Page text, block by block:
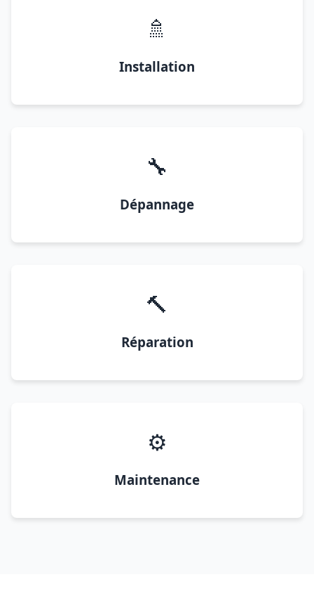
🚿
Installation
🔧
Dépannage
🔨
Réparation
⚙️
Maintenance